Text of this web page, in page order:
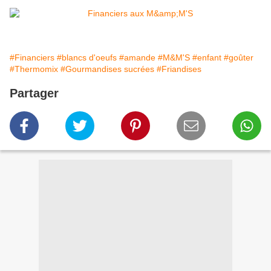
#Financiers #blancs d'oeufs #amande #M&M'S #enfant #goûter
#Thermomix #Gourmandises sucrées #Friandises
Partager